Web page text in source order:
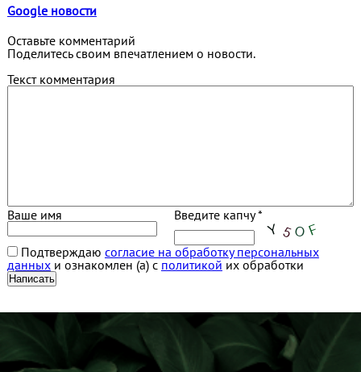
Google новости
Оставьте комментарий
Поделитесь своим впечатлением о новости.
Текст комментария
Ваше имя Введите капчу *
Подтверждаю согласие на обработку персональных
данныхи ознакомлен (а) с политикой их обработки